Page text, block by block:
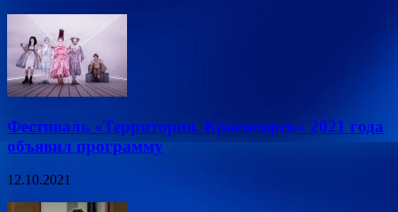
Фестиваль «Территория. Красноярск» 2021 года
объявил программу
12.10.2021